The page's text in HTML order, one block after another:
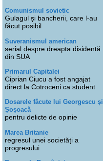
Comunismul sovietic
Gulagul și bancherii, care l-au
făcut posibil
Suveranismul american
serial despre dreapta disidentă
din SUA
Primarul Capitalei
Ciprian Ciucu a fost angajat
direct la Cotroceni ca student
Dosarele făcute lui Georgescu și
Șoșoacă
pentru delicte de opinie
Marea Britanie
regresul unei societăți a
progresului